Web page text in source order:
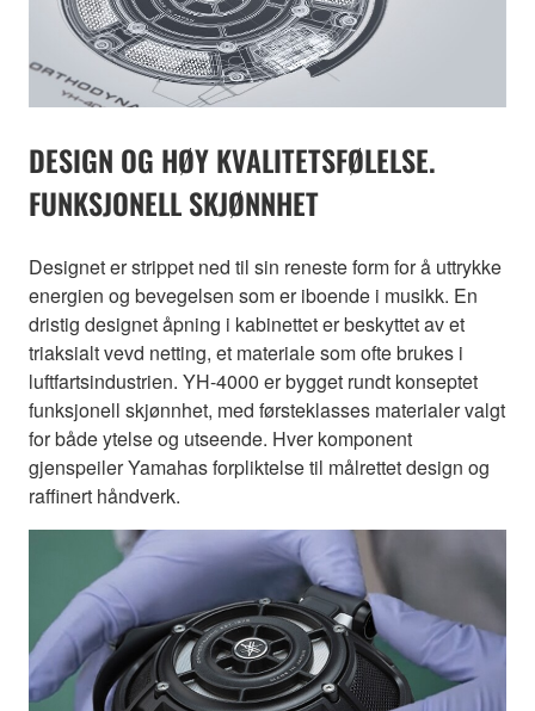
DESIGN OG HØY KVALITETSFØLELSE.
FUNKSJONELL SKJØNNHET
Designet er strippet ned til sin reneste form for å uttrykke
energien og bevegelsen som er iboende i musikk. En
dristig designet åpning i kabinettet er beskyttet av et
triaksialt vevd netting, et materiale som ofte brukes i
luftfartsindustrien. YH-4000 er bygget rundt konseptet
funksjonell skjønnhet, med førsteklasses materialer valgt
for både ytelse og utseende. Hver komponent
gjenspeiler Yamahas forpliktelse til målrettet design og
raffinert håndverk.